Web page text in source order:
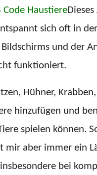
Code Haustiere
sich oft in
und der
funktioniert.
Hühner,
hinzufügen und
spielen können.
aber immer ein
bei